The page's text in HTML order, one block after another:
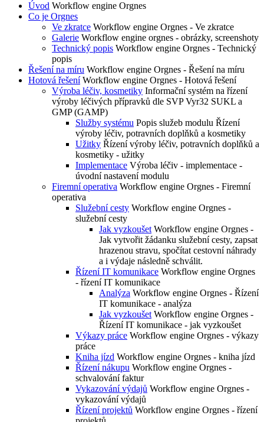
Úvod Workflow engine Orgnes
Co je Orgnes
Ve zkratce Workflow engine Orgnes - Ve zkratce
Galerie Workflow engine orgnes - obrázky, screenshoty
Technický popis Workflow engine Orgnes - Technický
popis
Řešení na míru Workflow engine Orgnes - Řešení na míru
Hotová řešení Workflow engine Orgnes - Hotová řešení
Výroba léčiv, kosmetiky Informační systém na řízení
výroby léčivých přípravků dle SVP Vyr32 SUKL a
GMP (GAMP)
Služby systému Popis služeb modulu Řízení
výroby léčiv, potravních doplňků a kosmetiky
Užitky Řízení výroby léčiv, potravních doplňků a
kosmetiky - užitky
Implementace Výroba léčiv - implementace -
úvodní nastavení modulu
Firemní operativa Workflow engine Orgnes - Firemní
operativa
Služební cesty Workflow engine Orgnes -
služební cesty
Jak vyzkoušet Workflow engine Orgnes -
Jak vytvořit žádanku služební cesty, zapsat
hrazenou stravu, spočítat cestovní náhrady
a i výdaje následně schválit.
Řízení IT komunikace Workflow engine Orgnes
- řízení IT komunikace
Analýza Workflow engine Orgnes - Řízení
IT komunikace - analýza
Jak vyzkoušet Workflow engine Orgnes -
Řízení IT komunikace - jak vyzkoušet
Výkazy práce Workflow engine Orgnes - výkazy
práce
Kniha jízd Workflow engine Orgnes - kniha jízd
Řízení nákupu Workflow engine Orgnes -
schvalování faktur
Vykazování výdajů Workflow engine Orgnes -
vykazování výdajů
Řízení projektů Workflow engine Orgnes - řízení